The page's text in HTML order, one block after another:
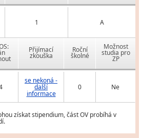
1 A
Přijímací
zkouška
Roční
školné
Možnost
studia pro
ZP
se nekoná -
další
informace
0 Ne
získat stipendium, část OV probíhá v